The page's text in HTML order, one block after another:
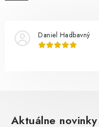
Daniel Hadbavný
Aktuálne